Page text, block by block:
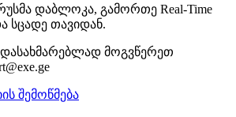
დაბლოკა, გამორთე Real-Time
სცადე თავიდან.
მოგვწერეთ